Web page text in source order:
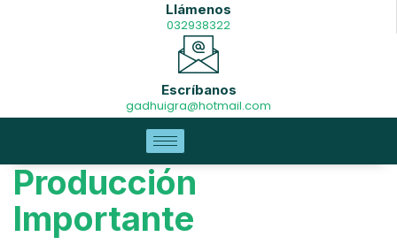
Llámenos
032938322
Escríbanos
gadhuigra@hotmail.com
Producción
Importante